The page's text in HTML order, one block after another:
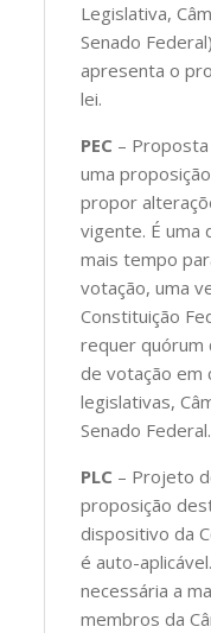
Legislativa,
Senado
apresenta o
lei.
PEC – Proposta
uma
propor
vigente. É uma
mais tempo
votação, uma
Constituição
requer quórum
de votação em
legislativas,
Senado Federal.
PLC – Projeto
proposição
dispositivo da
é auto-
necessária a
membros da